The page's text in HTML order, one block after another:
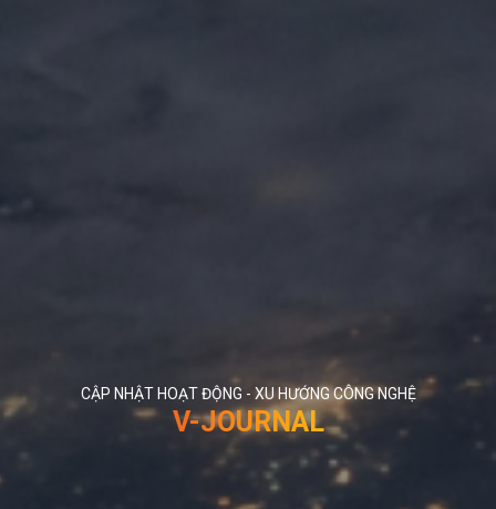
CẬP NHẬT HOẠT ĐỘNG - XU HƯỚNG CÔNG NGHỆ
V-JOURNAL